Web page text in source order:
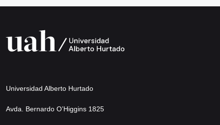
Universidad Alberto Hurtado
Avda. Bernardo O’Higgins 1825